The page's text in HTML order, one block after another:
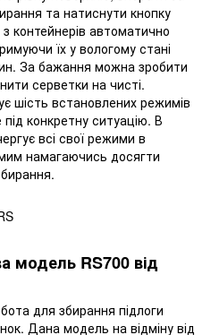
та натиснути кнопку
контейнерів автоматично
їх у вологому стані
За бажання можна зробити
серветки на чисті.
шість встановлених режимів
під конкретну ситуацію. В
всі свої режими в
намагаючись досягти
модель RS700 від
для збирання підлоги
Дана модель на відміну від